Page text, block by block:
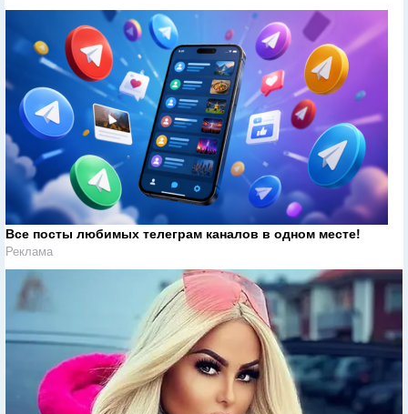
Все посты любимых телеграм каналов в одном месте!
Реклама